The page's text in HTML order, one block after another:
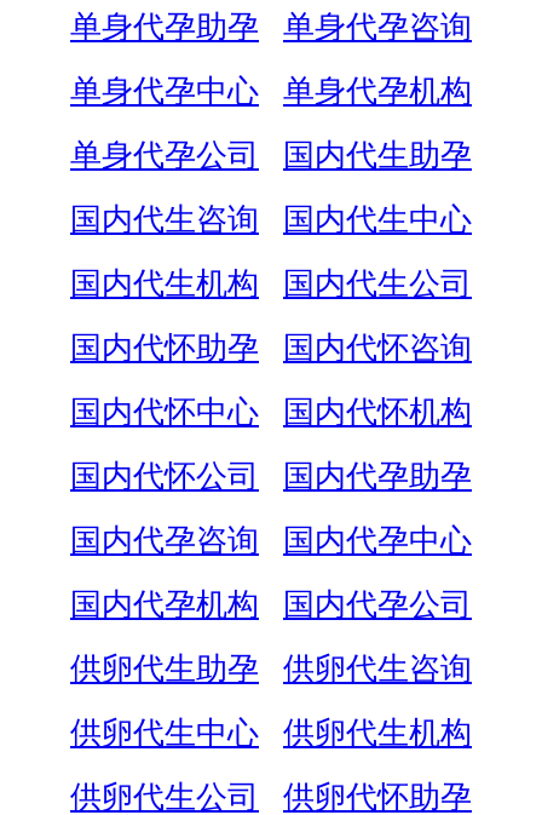
单身代孕助孕
单身代孕咨询
单身代孕中心
单身代孕机构
单身代孕公司
国内代生助孕
国内代生咨询
国内代生中心
国内代生机构
国内代生公司
国内代怀助孕
国内代怀咨询
国内代怀中心
国内代怀机构
国内代怀公司
国内代孕助孕
国内代孕咨询
国内代孕中心
国内代孕机构
国内代孕公司
供卵代生助孕
供卵代生咨询
供卵代生中心
供卵代生机构
供卵代生公司
供卵代怀助孕